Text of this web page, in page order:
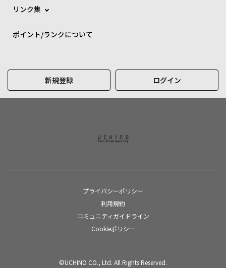
リンク集
ポイント/ランクについて
新規登録 ログイン
プライバシーポリシー
利用規約
コミュニティガイドライン
Cookieポリシー
©UCHINO CO., Ltd. All Rights Reserved.